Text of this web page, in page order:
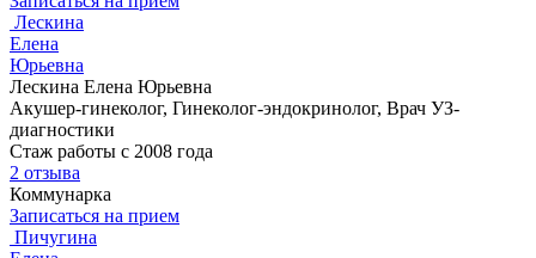
Лескина
Елена
Юрьевна
Лескина Елена Юрьевна
Акушер-гинеколог, Гинеколог-эндокринолог, Врач УЗ-
диагностики
Стаж работы с 2008 года
2 отзыва
Коммунарка
Записаться на прием
Пичугина